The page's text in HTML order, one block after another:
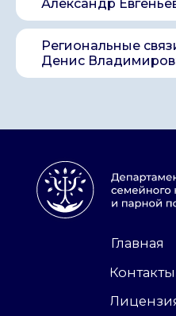
Александр
Региональные
Денис
16 +
Сайт сделан в